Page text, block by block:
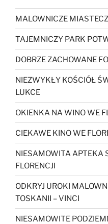
MALOWNICZE
TAJEMNICZY PARK
DOBRZE ZACHOWANE
NIEZWYKŁY KOŚCIÓŁ
LUKCE
OKIENKA NA WINO WE
CIEKAWE KINO WE
NIESAMOWITA APTEKA
FLORENCJI
ODKRYJ UROKI
TOSKANII – VINCI
NIESAMOWITE